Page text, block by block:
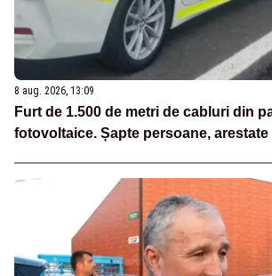
8 aug. 2026, 13:09
Furt de 1.500 de metri de cabluri din
fotovoltaice. Șapte persoane, arestate